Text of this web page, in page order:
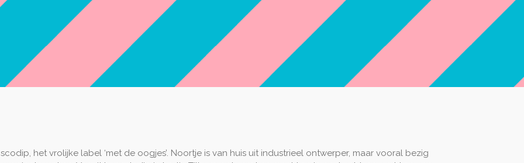
het vrolijke label ‘met de oogjes’. Noortje is van huis uit industrieel ontwerper, maar vooral bezig